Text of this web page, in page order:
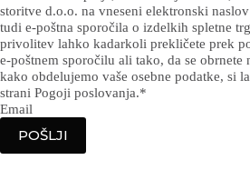
storitve d.o.o. na vneseni elektronski
tudi e-poštna sporočila o izdelkih spletne
privolitev lahko kadarkoli prekličete prek
e-poštnem sporočilu ali tako, da se obrnete
kako obdelujemo vaše osebne podatke, si
strani Pogoji poslovanja.*
Email
POŠLJI